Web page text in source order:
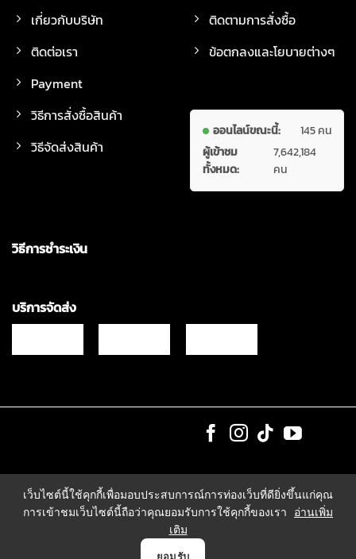
เกี่ยวกับบริษัท
ติดต่อเรา
Payment
วิธีการสั่งซื้อสินค้า
วิธีจัดส่งสินค้า
ติดตามการสั่งซื้อ
ข้อตกลงและโยบายต่างๆ
ออนไลน์ขณะนี้:
145 คน
ผู้เข้าชม
ทั้งหมด:
7,642,184
คน
วิธีการชำระเงิน
บริการจัดส่ง
เว็บไซต์นี้ใช้คุกกี้เพื่อมอบประสบการณ์การท่องเว็บที่ดียิ่งขึ้นแก่คุณ
การเข้าชมเว็บไซต์นี้ถือว่าคุณยอมรับการใช้คุกกี้ของเรา
อ่านเพิ่ม
เติม